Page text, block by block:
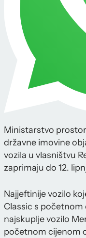
Ministarstvo
državne imovine
vozila u vlasništvu
zaprimaju do 12.
Najjeftinije vozilo
Classic s početnom
najskuplje vozilo
početnom cijenom